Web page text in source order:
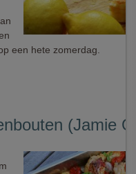
een hete zomerdag.
(Jamie